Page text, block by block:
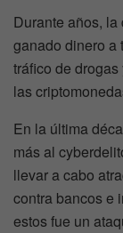
Durante años, la
ganado dinero a
tráfico de
las
En la última
más al
llevar a cabo
contra bancos e
estos fue un